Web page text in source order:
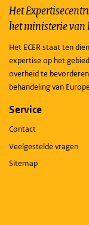
Het
het ministerie van
Het ECER staat ten
expertise op het
overheid te
behandeling van
Service
Contact
Veelgestelde vragen
Sitemap